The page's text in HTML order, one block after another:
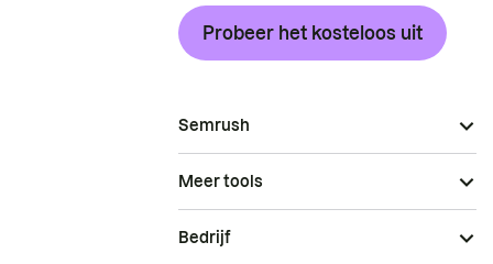
Probeer het kosteloos uit
Semrush
Meer tools
Bedrijf